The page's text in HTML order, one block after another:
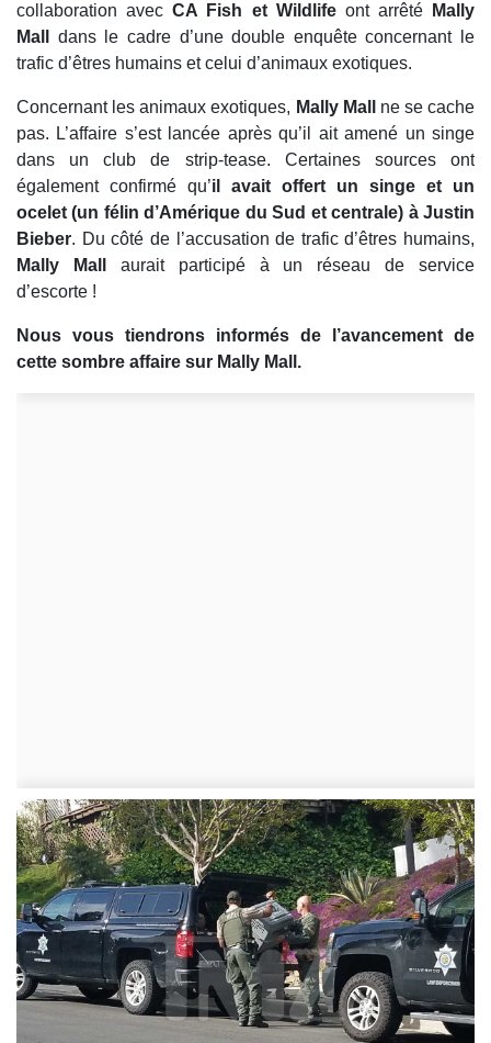
collaboration avecCA Fish et Wildlifeont arrêté
Mally
Mall
dans le cadre d’une double enquête concernant le
trafic d’êtres humains et celui d’animaux exotiques.
Concernant les animaux exotiques, Mally Mall ne se cache
pas. L’affaire s’est lancée après qu’il ait amené un singe
dans un club de strip-tease. Certaines sources ont
également confirmé qu’il avait offert un singe et un
ocelet (un félin d’Amérique du Sud et centrale) à Justin
Bieber. Du côté de l’accusation de trafic d’êtres humains,
Mally Mall
aurait participé à un réseau de service
d’escorte !
Nous vous tiendrons informés de l’avancement de
cette sombre affaire sur Mally Mall.